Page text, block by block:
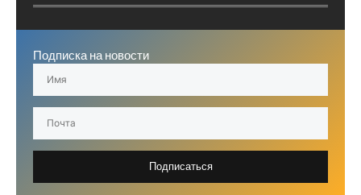
Подписка на новости
Подписаться